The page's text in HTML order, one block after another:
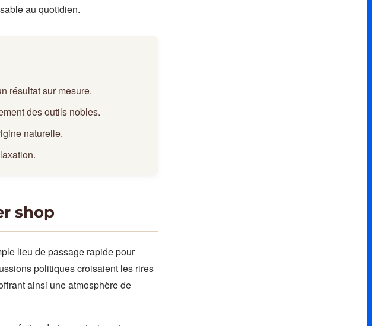
au quotidien.
résultat sur mesure.
des outils nobles.
naturelle.
shop
lieu de passage rapide pour
politiques croisaient les rires
ainsi une atmosphère de